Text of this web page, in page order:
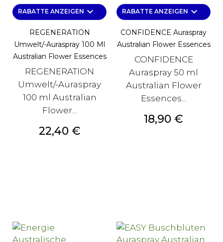
RABATTE ANZEIGEN keyboard_arrow_down
REGENERATION
Umwelt/-Auraspray 100 Ml
Australian Flower Essences
REGENERATION
Umwelt/-Auraspray
100 ml Australian
Flower...
Preis
22,40 €
RABATTE ANZEIGEN keyboard_arrow_down
CONFIDENCE Auraspray
Australian Flower Essences
CONFIDENCE
Auraspray 50 ml
Australian Flower
Essences...
Preis
18,90 €